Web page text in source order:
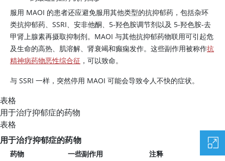
服用 MAOI 的患者还应避免服用其他类型的抗抑郁药，包括杂环
类抗抑郁药、SSRI、安非他酮、5-羟色胺调节剂以及 5-羟色胺-去
甲肾上腺素再摄取抑制剂。MAOI 与其他抗抑郁药物联用可引起危
及生命的高热、肌溶解、肾衰竭和癫痫发作。这些副作用被称作抗
精神病药物恶性综合征 ，可以致命。
与 SSRI 一样，突然停用 MAOI 可能会导致令人不快的症状。
表格
用于治疗抑郁症的药物
表格
用于治疗抑郁症的药物
药物 一些副作用 注释